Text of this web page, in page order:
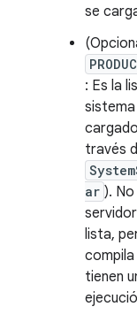
se
: Es la
través
ar ).
lista,
tienen